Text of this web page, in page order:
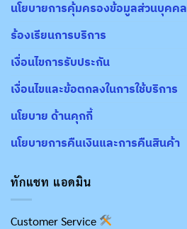
นโยบายการคุ้มครองข้อมูลส่วนบุคคล
ร้องเรียนการบริการ
เงื่อนไขการรับประกัน
เงื่อนไขและข้อตกลงในการใช้บริการ
นโยบาย ด้านคุกกี้
นโยบายการคืนเงินและการคืนสินค้า
ทักแชท แอดมิน
Customer Service